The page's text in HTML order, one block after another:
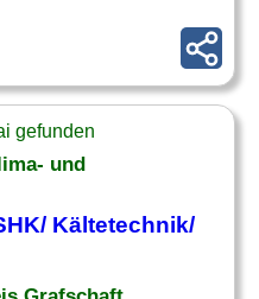
gefunden
und
Kältetechnik/